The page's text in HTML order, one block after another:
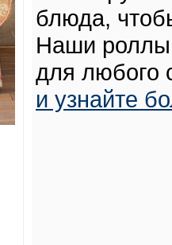
блюда,
Наши
для любого
и узнайте